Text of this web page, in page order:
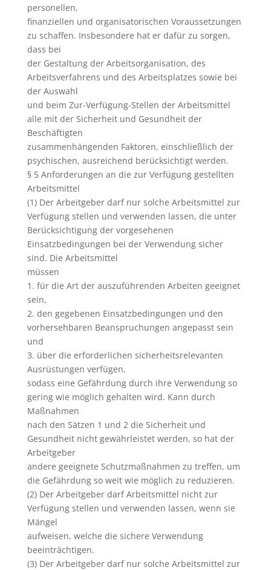
personellen,
finanziellen und organisatorischen Voraussetzungen
zu schaffen. Insbesondere hat er dafür zu sorgen,
dass bei
der Gestaltung der Arbeitsorganisation, des
Arbeitsverfahrens und des Arbeitsplatzes sowie bei
der Auswahl
und beim Zur-Verfügung-Stellen der Arbeitsmittel
alle mit der Sicherheit und Gesundheit der
Beschäftigten
zusammenhängenden Faktoren, einschließlich der
psychischen, ausreichend berücksichtigt werden.
§ 5 Anforderungen an die zur Verfügung gestellten
Arbeitsmittel
(1) Der Arbeitgeber darf nur solche Arbeitsmittel zur
Verfügung stellen und verwenden lassen, die unter
Berücksichtigung der vorgesehenen
Einsatzbedingungen bei der Verwendung sicher
sind. Die Arbeitsmittel
müssen
1. für die Art der auszuführenden Arbeiten geeignet
sein,
2. den gegebenen Einsatzbedingungen und den
vorhersehbaren Beanspruchungen angepasst sein
und
3. über die erforderlichen sicherheitsrelevanten
Ausrüstungen verfügen,
sodass eine Gefährdung durch ihre Verwendung so
gering wie möglich gehalten wird. Kann durch
Maßnahmen
nach den Sätzen 1 und 2 die Sicherheit und
Gesundheit nicht gewährleistet werden, so hat der
Arbeitgeber
andere geeignete Schutzmaßnahmen zu treffen, um
die Gefährdung so weit wie möglich zu reduzieren.
(2) Der Arbeitgeber darf Arbeitsmittel nicht zur
Verfügung stellen und verwenden lassen, wenn sie
Mängel
aufweisen, welche die sichere Verwendung
beeinträchtigen.
(3) Der Arbeitgeber darf nur solche Arbeitsmittel zur